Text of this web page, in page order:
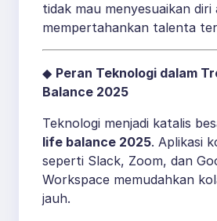
tidak mau menyesuaikan
mempertahankan talenta
◆ Peran Teknologi dalam
Balance 2025
Teknologi menjadi katalis
life balance 2025. Aplikasi
seperti Slack, Zoom, dan
Workspace memudahkan
jauh.